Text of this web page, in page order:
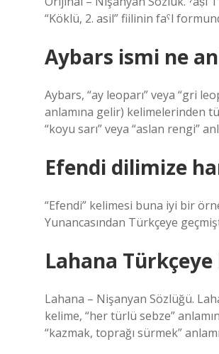
“Köklü, 2. asil” fiilinin faˁl
Aybars ismi ne
Aybars, “ay leoparı” veya “gri
anlamına gelir) kelimelerinden
“koyu sarı” veya “aslan rengi”
Efendi dilimize
“Efendi” kelimesi buna iyi bir
Yunancasından Türkçeye
Lahana
Lahana – Nişanyan Sözlüğü.
kelime, “her türlü sebze”
“kazmak, toprağı sürmek”